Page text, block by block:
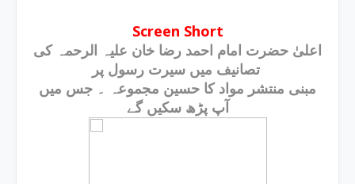
Screen Short
اعلیٰ حضرت امام احمد رضا خان علیہ الرحمہ کی
تصانیف میں سیرت رسول پر
مبنی منتشر مواد کا حسین مجموعہ ۔ جس میں
آپ پڑھ سکیں گے